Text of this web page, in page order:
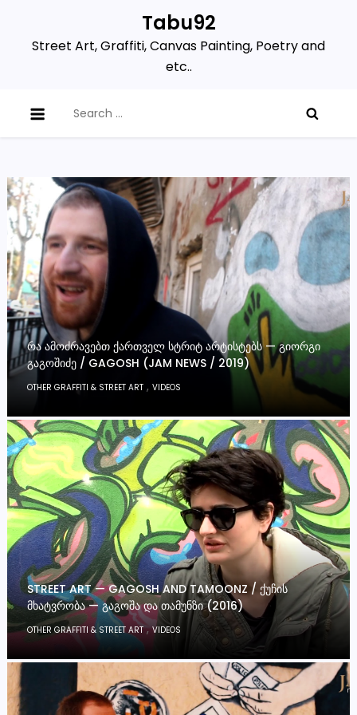
content
Tabu92
Street Art, Graffiti, Canvas Painting, Poetry and
etc..
for:
ᲠᲐ ᲐᲛᲝᲫᲠᲐᲕᲔᲑᲗ ᲥᲐᲠᲗᲕᲔᲚ ᲡᲢᲠᲘᲢ ᲐᲠᲢᲘᲡᲢᲔᲑᲡ — ᲒᲘᲝᲠᲒᲘ
ᲒᲐᲒᲝᲨᲘᲫᲔ / GAGOSH (JAM NEWS / 2019)
OTHER GRAFFITI & STREET ART ,VIDEOS
STREET ART — GAGOSH AND TAMOONZ / ᲥᲣᲩᲘᲡ
ᲛᲮᲐᲢᲕᲠᲝᲑᲐ — ᲒᲐᲒᲝᲨᲐ ᲓᲐ ᲗᲐᲛᲣᲜᲖᲘ (2016)
OTHER GRAFFITI & STREET ART,VIDEOS